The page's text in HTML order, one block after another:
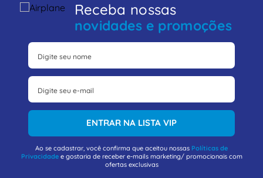
Receba nossas
novidades e promoções
ENTRAR NA LISTA VIP
Ao se cadastrar, você confirma que aceitou nossas Políticas de
Privacidadee gostaria de receber e-mails marketing/ promocionais com
ofertas exclusivas